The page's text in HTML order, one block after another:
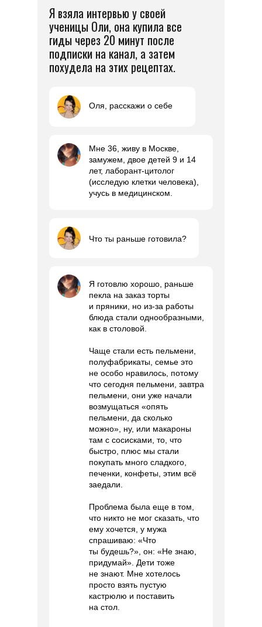
Я взяла интервью у своей
ученицы Оли, она купила все
гиды через 20 минут после
подписки на канал, а затем
похудела на этих рецептах.
Оля, расскажи о себе
Мне 36, живу в Москве,
замужем, двое детей 9 и 14
лет, лаборант-цитолог
(исследую клетки человека),
учусь в медицинском.
Что ты раньше готовила?
Я готовлю хорошо, раньше
пекла на заказ торты
и пряники, но из-за работы
блюда стали однообразными,
как в столовой.
Чаще стали есть пельмени,
полуфабрикаты, семье это
не особо нравилось, потому
что сегодня пельмени, завтра
пельмени, они уже начали
возмущаться «опять
пельмени, да сколько
можно», ну, или макароны
там с сосисками, то, что
быстро, плюс мы стали
покупать много сладкого,
печенки, конфеты, этим всё
заедали.
Проблема была еще в том,
что никто не мог сказать, что
ему хочется, у мужа
спрашиваю: «Что
ты будешь?», он: «Не знаю,
придумай». Дети тоже
не знают. Мне хотелось
просто взять пустую
кастрюлю и поставить
на стол.